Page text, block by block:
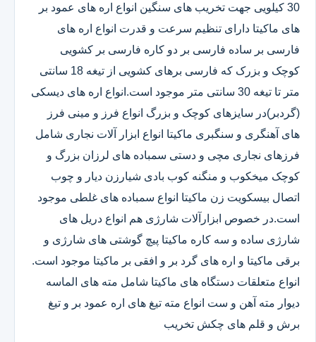
30 کیلویی جهت تخریب های سنگین انواع اره های عمود بر
های ماکیتا دارای تنظیم سرعت و قدرت انواع اره های
فارسی بر ساده فارسی بر دو کاره فارسی بر کشویی
کوچک و بزرک که فارسی برهای کشویی از تیغه 18 سانتی
متر تا تیغه 30 سانتی متر موجود است.انواع اره های دیسکی
(گردبر)در سایزهای کوچک و بزرگ انواع فرز و مینی فرز
های آهنگری و سنگبری ماکیتا انواع ابزار آلات نجاری شامل
فرزهای نجاری مچی و دستی سمباده های لرزان بزرگ و
کوچک میخکوب و منگنه کوب بادی شیارزن دیار و چوب
اتصال بیسکویت زن ماکیتا انواع سمباده های غلطی موجود
است.در خصوص ابزارآلات شارژی هم انواع دریل های
شارژی ساده و سه کاره ماکیتا پیچ گوشتی های شارژی و
برقی ماکیتا و اره های گرد بر و افقی بر ماکیتا موجود است.
انواع متعلقات دستگاه های ماکیتا شامل مته های الماسه
دیوار مته آهن و ست انواع مته تیغ های اره عمود بر و تیغ
برش و قلم های چکش تخریب